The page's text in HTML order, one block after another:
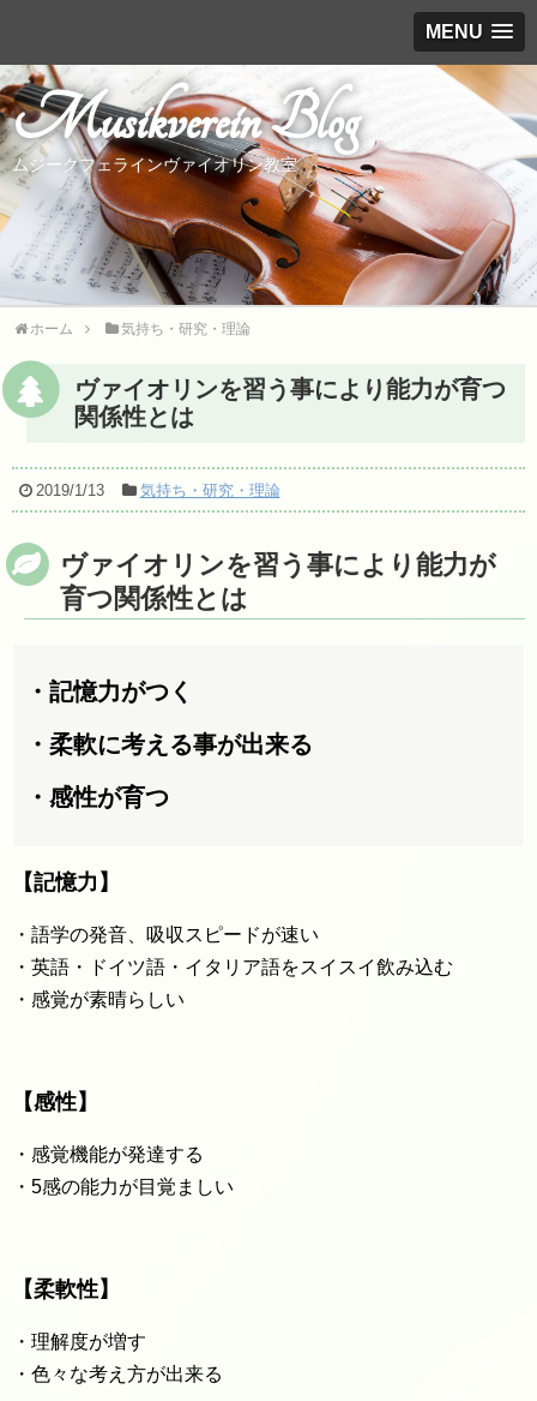
MENU
Musikverein Blog
ムジークフェラインヴァイオリン教室
ホーム 気持ち・研究・理論
ヴァイオリンを習う事により能力が育つ
関係性とは
2019/1/13 気持ち・研究・理論
ヴァイオリンを習う事により能力が
育つ関係性とは
・記憶力がつく
・柔軟に考える事が出来る
・感性が育つ
【記憶力】
・語学の発音、吸収スピードが速い
・英語・ドイツ語・イタリア語をスイスイ飲み込む
・感覚が素晴らしい
【感性】
・感覚機能が発達する
・5感の能力が目覚ましい
【柔軟性】
・理解度が増す
・色々な考え方が出来る